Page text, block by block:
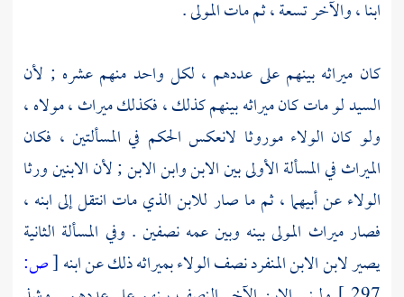
ابنا ، والآخر تسعة ، ثم مات المولى .
كان ميراثه بينهم على عددهم ، لكل واحد منهم عشره ; لأن
السيد لو مات كان ميراثه بينهم كذلك ، فكذلك ميراث ، مولاه ،
ولو كان الولاء موروثا لانعكس الحكم في المسألتين ، فكان
الميراث في المسألة الأولى بين الابن وابن الابن ; لأن الابنين ورثا
الولاء عن أبيهما ، ثم ما صار للابن الذي مات انتقل إلى ابنه ،
فصار ميراث المولى بينه وبين عمه نصفين . وفي المسألة الثانية
يصير لابن الابن المنفرد نصف الولاء بميراثه ذلك عن ابنه[ص: